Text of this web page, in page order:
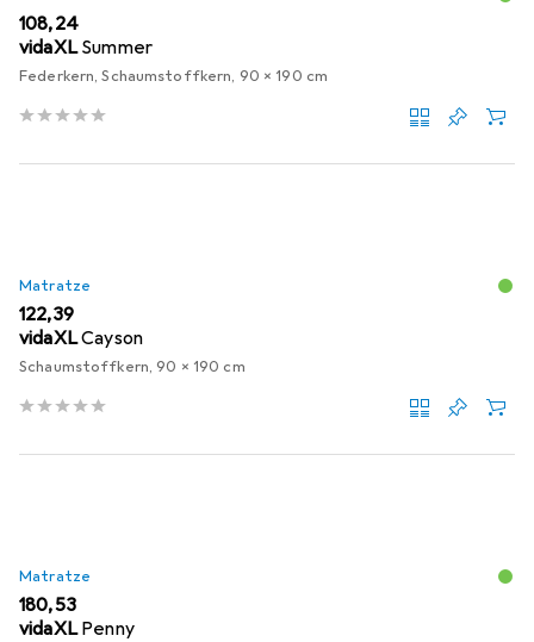
EUR
108,24
vidaXL Summer
Federkern, Schaumstoffkern, 90 x 190 cm
Matratze
EUR
122,39
vidaXLCayson
Schaumstoffkern, 90 x 190 cm
Matratze
EUR
180,53
vidaXL Penny